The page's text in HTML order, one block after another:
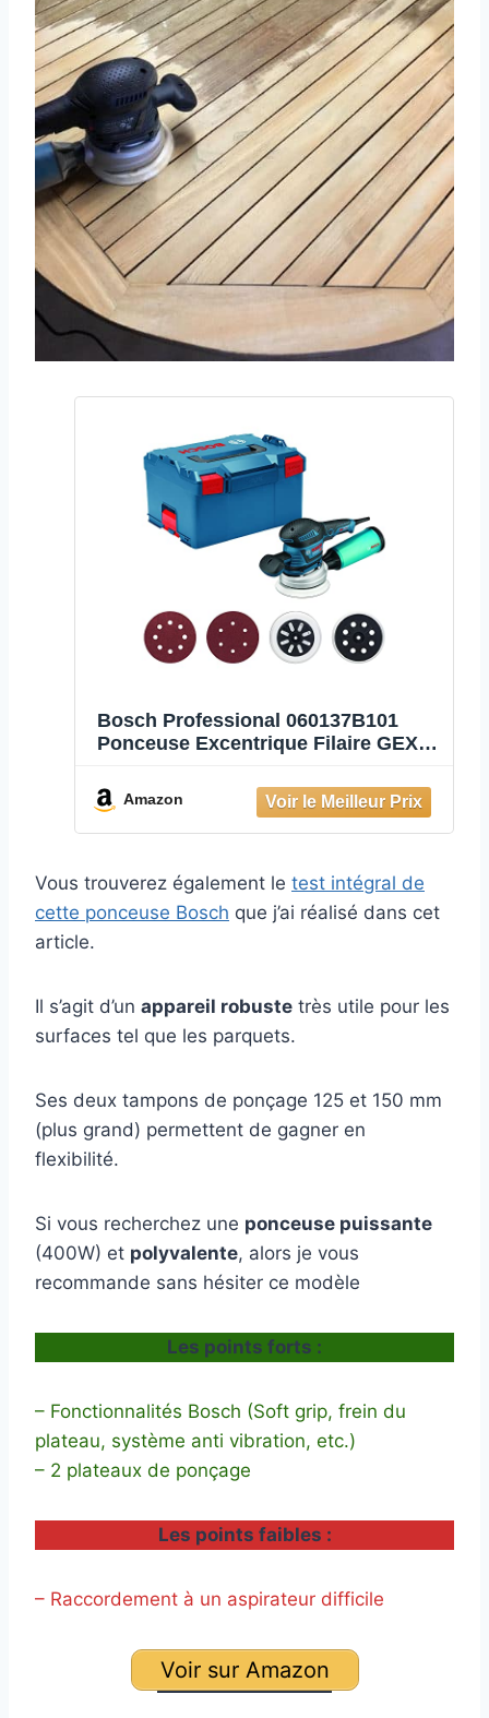
Bosch Professional 060137B101
Ponceuse Excentrique Filaire GEX
ponçage de 150 ou 125 mm, L-Boxx)
Bleu
Amazon
Vous trouverez également le test intégral de
cette ponceuse Bosch que j’ai réalisé dans cet
article.
Il s’agit d’un appareil robuste très utile pour les
surfaces tel que les parquets.
Ses deux tampons de ponçage 125 et 150 mm
(plus grand) permettent de gagner en
flexibilité.
Si vous recherchez une ponceuse puissante
(400W) et polyvalente, alors je vous
recommande sans hésiter ce modèle
Les points forts :
– Fonctionnalités Bosch (Soft grip, frein du
plateau, système anti vibration, etc.)
– 2 plateaux de ponçage
Les points faibles :
– Raccordement à un aspirateur difficile
Voir sur Amazon